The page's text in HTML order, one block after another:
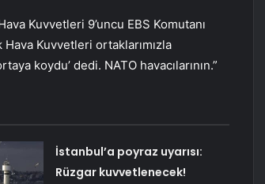
Kuvvetleri 9’uncu EBS Komutanı
Hava Kuvvetleri ortaklarımızla
koydu’ dedi. NATO havacılarının.”
İstanbul’a poyraz uyarısı:
Rüzgar kuvvetlenecek!